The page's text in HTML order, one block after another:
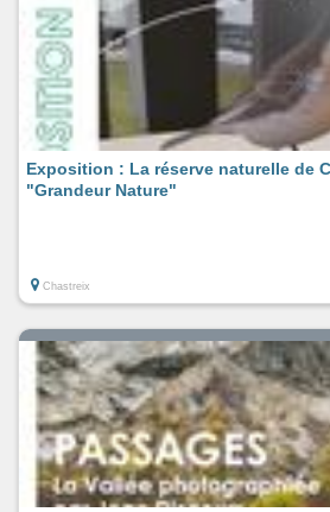
Exposition : La réserve naturelle de
"Grandeur Nature"
Chastreix